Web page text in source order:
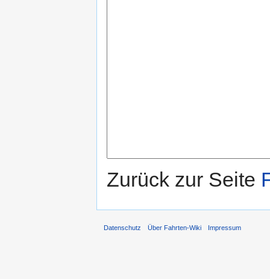
Zurück zur Seite
Datenschutz Über Fahrten-Wiki Impressum